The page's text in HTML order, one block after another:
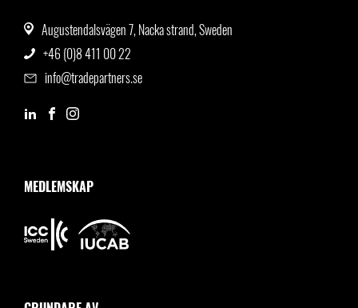
Augustendalsvägen 7, Nacka strand, Sweden
+46 (0)8 411 00 22
info@tradepartners.se
MEDLEMSKAP